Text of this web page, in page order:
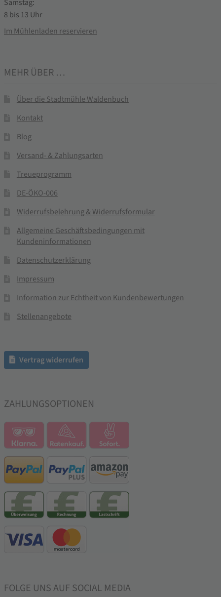
Samstag:
8 bis 13 Uhr
Im Mühlenladen reservieren
MEHR ÜBER …
Über die Stadtmühle Waldenbuch
Kontakt
Blog
Versand- & Zahlungsarten
Treueprogramm
DE-ÖKO-006
Widerrufsbelehrung & Widerrufsformular
Allgemeine Geschäftsbedingungen mit
Kundeninformationen
Datenschutzerklärung
Impressum
Information zur Echtheit von Kundenbewertungen
Stellenangebote
Vertrag widerrufen
ZAHLUNGSOPTIONEN
FOLGE UNS AUF SOCIAL MEDIA